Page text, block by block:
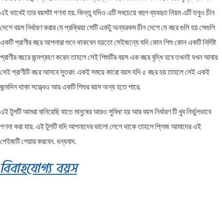
এই ভাবেই তার বয়সটা গণনা হয়. কিন্তু যদিও এটি সবচেয়ে বহুল ব্যবহৃত নিয়ম এটি তবুও চীন
দেশে বয়স নির্ধারণ করার যে প্রক্রিয়া সেটি একটু অন্যরকম চীন দেশে যে বছর গুলি হয় সেগুলি
একটি প্রাণীর বছর আপনারা শুনে থাকবেন হয়তো সেইজন্যে যদি কোন শিশু কোন একটি নির্দিষ্ট
প্রাণীর বছরে জন্মগ্রহণ করেন তাহলে সেই শিশুটির বয়স এক বছর বৃদ্ধি হবে তখনই যখন আবার
সেই প্রাণীটি বছর আসবে সুতরাং একই সময়ে কারো বয়স যদি ৫ বছর হয় তাহলে সেই একই
জন্মদিন থাকা সত্ত্বেও আর একটি শিশুর বয়স অন্য হতে পারে.
এই টুলটি আমরা বানিয়েছি যাতে মানুষের আরও সুবিধা হয় আর বয়স নির্ধারণ টি খুব নির্ভুলভাবে
গণনা করা যায়. এই টুলটি যদি আপনাদের ভালো লেগে থাকে তাহলে প্লিজ আমাদের এই
পেইজটি শেয়ার করবেন. ধন্যবাদ.
বিবাহযোগ্য বয়স